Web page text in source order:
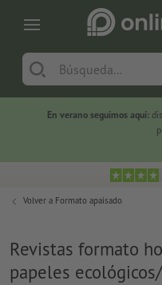
En verano seguimos aquí:
Volver a Formato apaisado
Revistas formato
papeles